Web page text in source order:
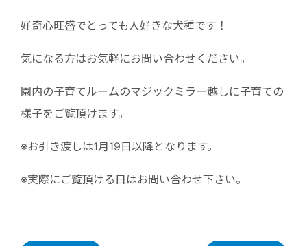
好奇心旺盛でとっても人好きな犬種です！
気になる方はお気軽にお問い合わせください。
園内の子育てルームのマジックミラー越しに子育ての
様子をご覧頂けます。
※お引き渡しは1月19日以降となります。
※実際にご覧頂ける日はお問い合わせ下さい。